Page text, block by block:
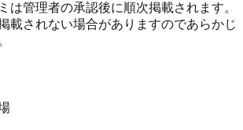
は管理者の承認後に順次掲載されます。
載されない場合がありますのであらかじ